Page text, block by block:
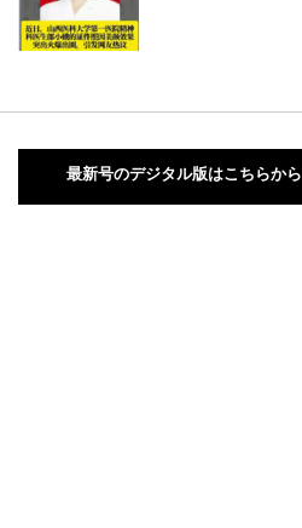
最新号のデジタル版はこちらから